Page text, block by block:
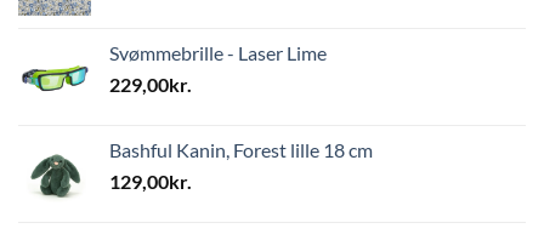
Svømmebrille - Laser Lime
229,00kr.
Bashful Kanin, Forest lille 18 cm
129,00kr.